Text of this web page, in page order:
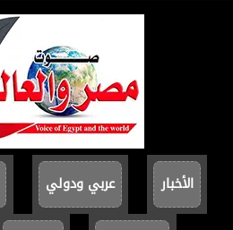
الأخبار عربي ودولي